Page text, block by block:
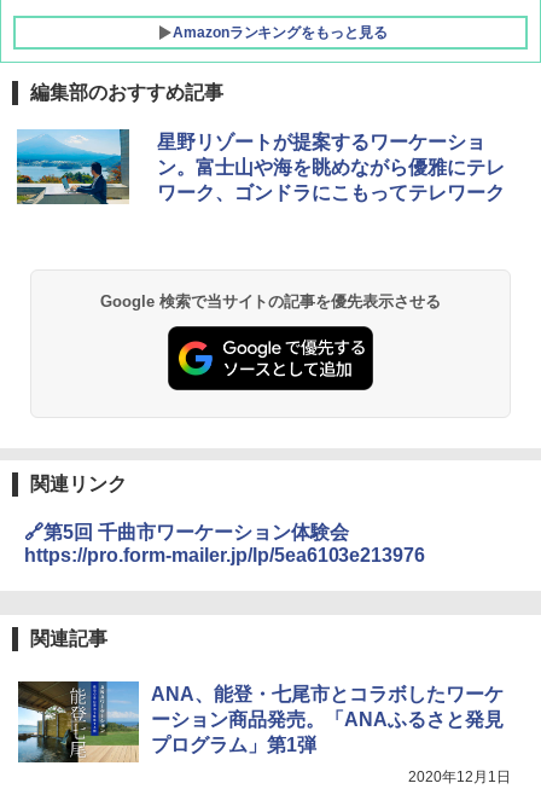
Amazonランキングをもっと見る
BUNDOK(バンドック)ソロ ドーム 1 EX BDK
-08EX カーキ ソロキャンプ ポリエステル フ
レーム テント
026リニューアル 急速冷凍 空間倍増 衛生的
コンパクト 保冷力長持ち
￥2,980
￥6,459
ア/オフィス/教育現場/展示会用 緑
￥1,180
編集部のおすすめ記事
星野リゾートが提案するワーケーショ
ン。富士山や海を眺めながら優雅にテレ
ワーク、ゴンドラにこもってテレワーク
Google 検索で当サイトの記事を優先表示させる
関連リンク
🔗第5回 千曲市ワーケーション体験会
https://pro.form-mailer.jp/lp/5ea6103e213976
関連記事
ANA、能登・七尾市とコラボしたワーケ
ーション商品発売。「ANAふるさと発見
プログラム」第1弾
2020年12月1日